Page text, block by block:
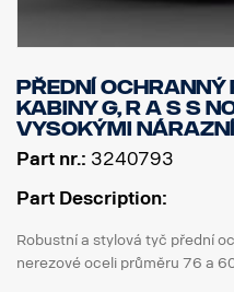
Přední ochranný
kabiny G, R a S s
vysokými
Part nr.: 3240793
Part Description:
Robustní a stylová tyč přední
nerezové oceli průměru 76 a